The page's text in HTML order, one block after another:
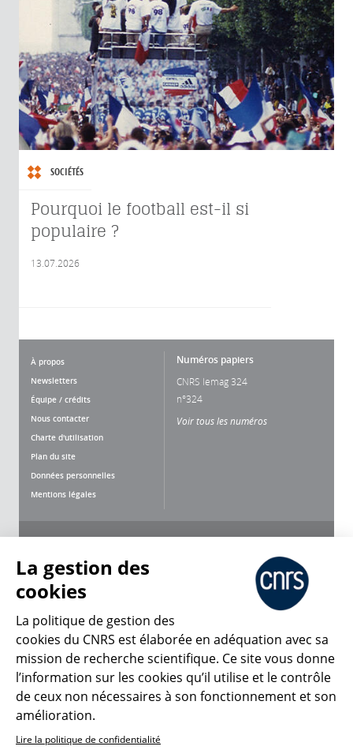
SOCIÉTÉS
Pourquoi le football est-il si
populaire ?
13.07.2026
À propos
Newsletters
Équipe / crédits
Nous contacter
Charte d'utilisation
Plan du site
Données personnelles
Mentions légales
Numéros papiers
CNRS lemag 324
n°324
Voir tous les numéros
CNRS Le Mag
© 2026, CNRS
Créer un compte Se connecter
La gestion des
cookies
La politique de gestion des
cookies du CNRS est élaborée en adéquation avec sa
mission de recherche scientifique. Ce site vous donne
l’information sur les cookies qu’il utilise et le contrôle
de ceux non nécessaires à son fonctionnement et son
amélioration.
Lire la politique de confidentialité